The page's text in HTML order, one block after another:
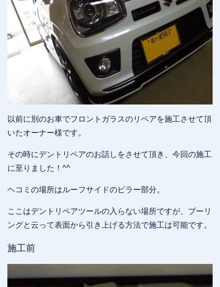
以前に別のお車でフロントガラスのリペアを施工させて頂
いたオーナー様です。
その時にデントリペアのお話しをさせて頂き、今回の施工
に至りました！^^
ヘコミの場所はルーフサイドのピラー部分。
ここはデントリペアツールの入らない場所ですが、プーリ
ングと云って表面から引き上げる方法で施工は可能です。
施工前